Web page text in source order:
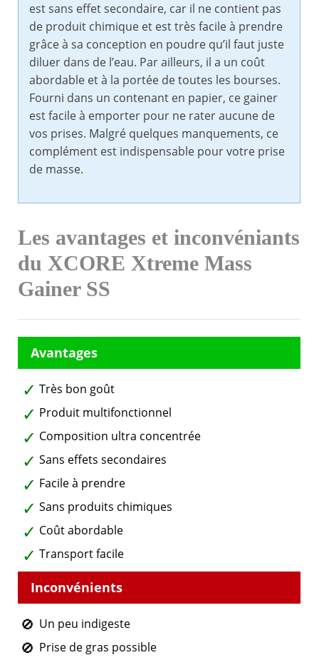
est sans effet secondaire, car il ne contient pas
de produit chimique et est très facile à prendre
grâce à sa conception en poudre qu’il faut juste
diluer dans de l’eau. Par ailleurs, il a un coût
abordable et à la portée de toutes les bourses.
Fourni dans un contenant en papier, ce gainer
est facile à emporter pour ne rater aucune de
vos prises. Malgré quelques manquements, ce
complément est indispensable pour votre prise
de masse.
Les avantages et inconvéniants
du XCORE Xtreme Mass
Gainer SS
Très bon goût
Produit multifonctionnel
Composition ultra concentrée
Sans effets secondaires
Facile à prendre
Sans produits chimiques
Coût abordable
Transport facile
Un peu indigeste
Prise de gras possible